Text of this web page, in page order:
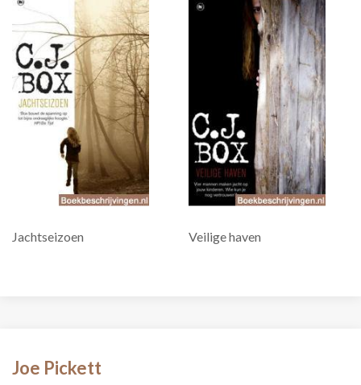
Jachtseizoen Veilige haven
Joe Pickett